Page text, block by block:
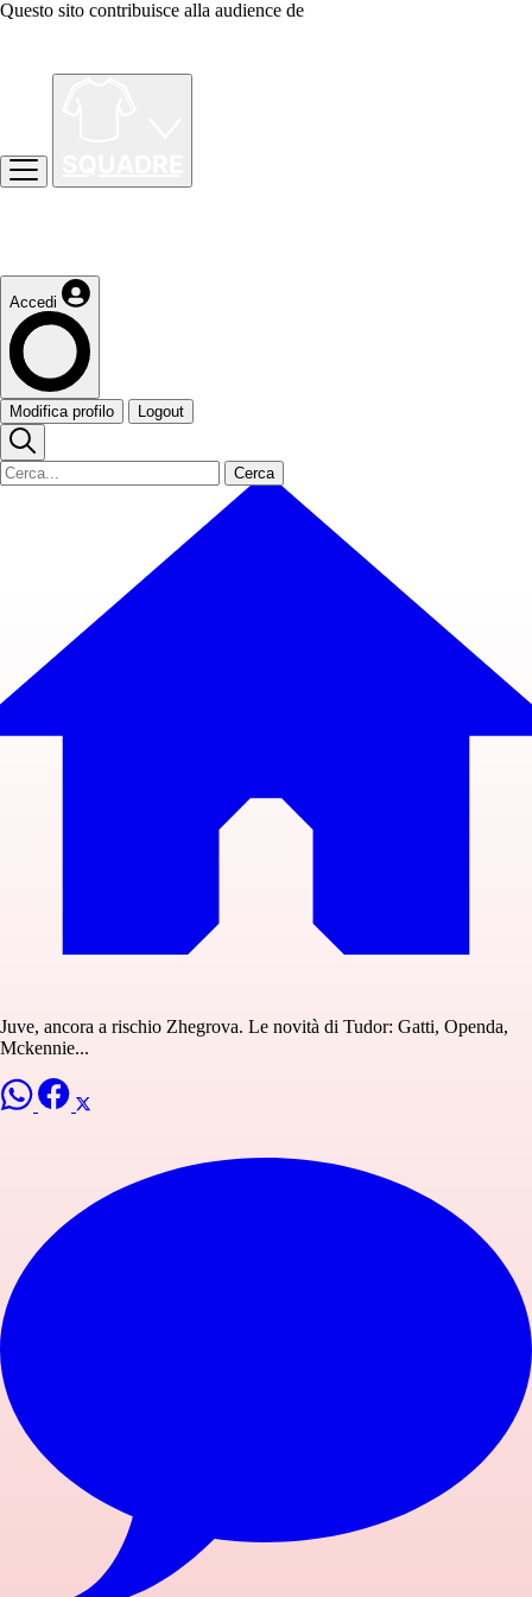
Questo sito contribuisce alla audience de
Accedi
Modifica profilo Logout
Cerca
Juve, ancora a rischio Zhegrova. Le novità di Tudor: Gatti, Openda,
Mckennie...